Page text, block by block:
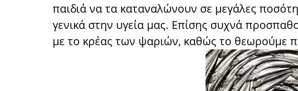
παιδιά να τα καταναλώνουν σε μεγάλες
γενικά στην υγεία μας. Επίσης συχνά
με το κρέας των ψαριών, καθώς το θεωρούμε